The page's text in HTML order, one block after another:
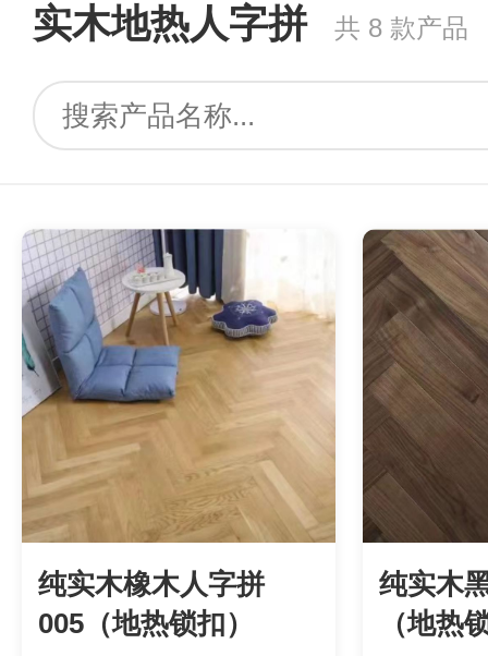
实木地热人字拼 共 8 款产品
纯实木橡木人字拼
005（地热锁扣）
纯实木
（地热